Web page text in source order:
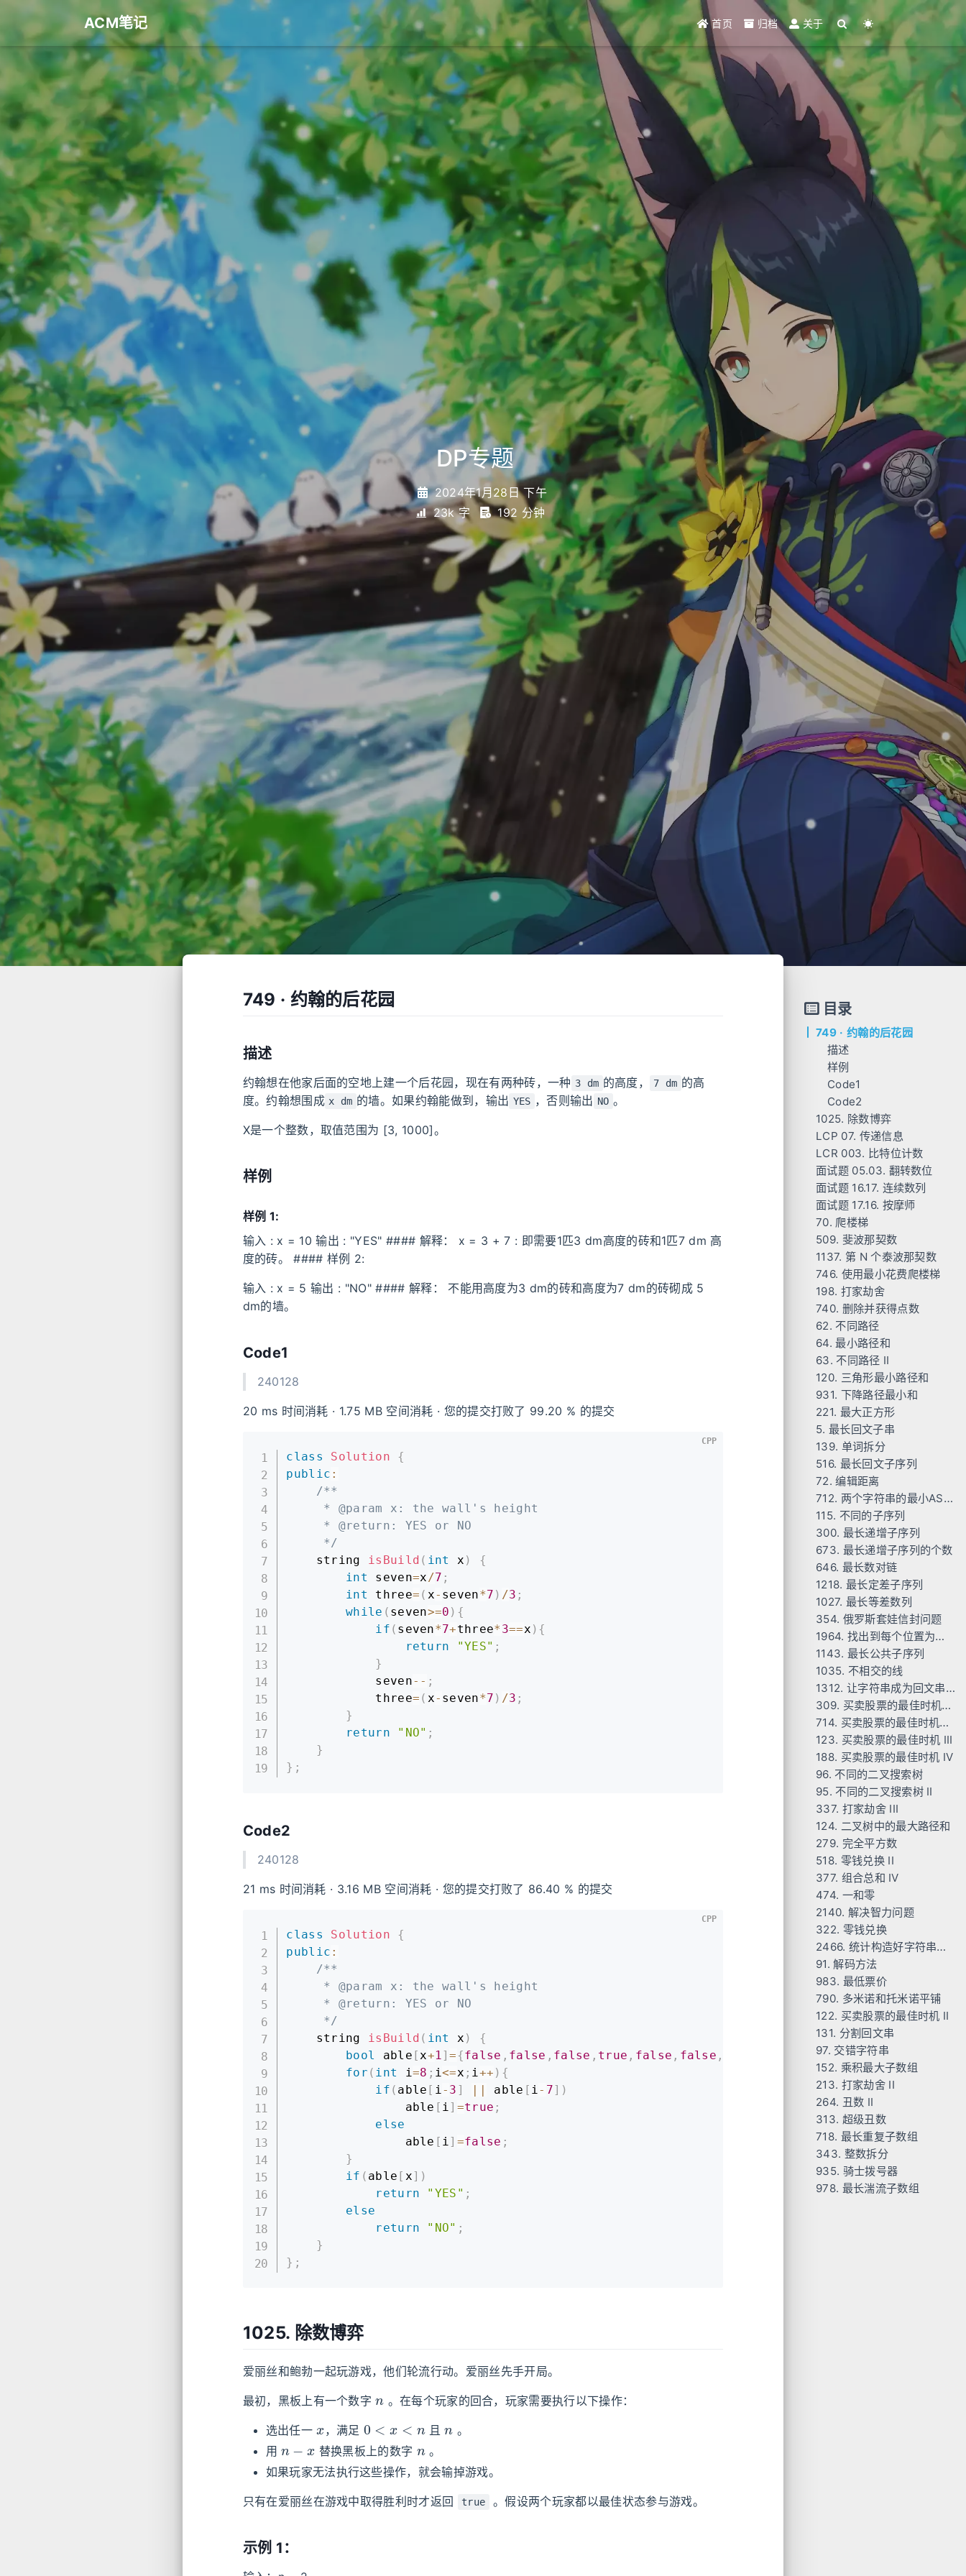
ACM笔记 首页 归档 关于
DP专题_
2024年1月28日 下午
23k 字
192 分钟
749 · 约翰的后花园
描述
约翰想在他家后面的空地上建一个后花园，现在有两种砖，一种 3 dm 的高度， 7 dm 的高
度。约翰想围成 x dm 的墙。如果约翰能做到，输出 YES ，否则输出 NO 。
X是一个整数，取值范围为 [3, 1000]。
样例
样例 1:
输入 : x = 10 输出 : "YES" #### 解释： x = 3 + 7 : 即需要1匹3 dm高度的砖和1匹7 dm 高
度的砖。 #### 样例 2:
输入 : x = 5 输出 : "NO" #### 解释： 不能用高度为3 dm的砖和高度为7 dm的砖砌成 5
dm的墙。
Code1
240128
20 ms 时间消耗 · 1.75 MB 空间消耗 · 您的提交打败了 99.20 % 的提交
class Solution
{
public :
/**
     * @param x: the wall's height
     * @return: YES or NO
     */
    string
isBuild ( int x )
{
int
seven=x/7 ;
int
three= ( x- seven*7 ) /3 ;
while ( seven>=0 ) {
if ( seven*7+three* 3==x ) {
return
"YES" ;
}
            seven
-- ;
            three
= ( x- seven*7 ) /3 ;
}
return
"NO" ;
}
} ;
CPP
Code2
240128
21 ms 时间消耗 · 3.16 MB 空间消耗 · 您的提交打败了 86.40 % 的提交
class Solution
{
public :
/**
     * @param x: the wall's height
     * @return: YES or NO
     */
    string
isBuild ( int x )
{
bool
able [ x+1 ]={false , false , false , true , false , false ,
for ( int i =8 ; i<=x ; i ++ ) {
if ( able [ i - 3 ] || able [ i - 7] )
                able
[ i ] =true ;
else
                able
[ i ] =false ;
}
if ( able [ x] )
return
"YES" ;
else
return
"NO" ;
}
} ;
CPP
1025. 除数博弈
爱丽丝和鲍勃一起玩游戏，他们轮流行动。爱丽丝先手开局。
最初，黑板上有一个数字 。在每个玩家的回合，玩家需要执行以下操作：
选出任一 ，满足 且
。
用
n−x
替换黑板上的数字
n
。
如果玩家无法执行这些操作，就会输掉游戏。
只有在爱丽丝在游戏中取得胜利时才返回 true 。假设两个玩家都以最佳状态参与游戏。
示例 1：
目录
749 · 约翰的后花园
描述
样例
样例 1:
Code1
Code2
1025. 除数博弈
示例 1：
示例 2：
提示：
Code
LCP 07. 传递信息
示例 1：
示例 2：
限制：
Code
LCR 003. 比特位计数
示例 1:
示例 2:
说明 :
进阶:
Code
面试题 05.03. 翻转数位
示例 1：
Code
面试题 16.17. 连续数列
示例：
进阶：
Code
面试题 17.16. 按摩师
示例 1：
示例 2：
示例 3：
Code
70. 爬楼梯
Code
509. 斐波那契数
Code
1137. 第 N 个泰波那契数
Code
746. 使用最小花费爬楼梯
Code
198. 打家劫舍
Code
740. 删除并获得点数
Code
62. 不同路径
Code
64. 最小路径和
Code
63. 不同路径 II
Code
120. 三角形最小路径和
Code
931. 下降路径最小和
Code
221. 最大正方形
Code
5. 最长回文子串
Code
139. 单词拆分
Code
516. 最长回文子序列
Code
72. 编辑距离
Code
712. 两个字符串的最小ASCII删除和
Code
115. 不同的子序列
Code
300. 最长递增子序列
Code
673. 最长递增子序列的个数
Code
646. 最长数对链
Code
1218. 最长定差子序列
Code
1027. 最长等差数列
Code
354. 俄罗斯套娃信封问题
Code
Code_Failure
1964. 找出到每个位置为止最长的有效障碍赛跑路线
Code
1143. 最长公共子序列
Code
1035. 不相交的线
Code
1312. 让字符串成为回文串的最少插入次数
Code
309. 买卖股票的最佳时机含冷冻期
Code
714. 买卖股票的最佳时机含手续费
Code
123. 买卖股票的最佳时机 III
Code
188. 买卖股票的最佳时机 IV
Code
96. 不同的二叉搜索树
Code
95. 不同的二叉搜索树 II
Code
337. 打家劫舍 III
Code1
Code2
124. 二叉树中的最大路径和
Code1
Code2
279. 完全平方数
Code
518. 零钱兑换 II
Code
Code-Python
377. 组合总和 Ⅳ
Code1
Code2
474. 一和零
Code1
Code2
Code3
2140. 解决智力问题
Code
322. 零钱兑换
Code
Code2-WA
Code-Python
2466. 统计构造好字符串的方案数
Code
91. 解码方法
Code
983. 最低票价
Code1
Code2
790. 多米诺和托米诺平铺
Code
122. 买卖股票的最佳时机 II
Code
131. 分割回文串
Code
97. 交错字符串
Code
152. 乘积最大子数组
Code
213. 打家劫舍 II
Code
264. 丑数 II
Code1
Code2
313. 超级丑数
Code
718. 最长重复子数组
Code
343. 整数拆分
Code
935. 骑士拨号器
Code
978. 最长湍流子数组